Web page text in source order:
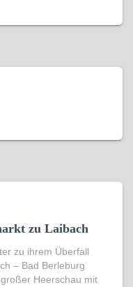
zu Laibach
zu ihrem Überfall
– Bad Berleburg
Heerschau mit